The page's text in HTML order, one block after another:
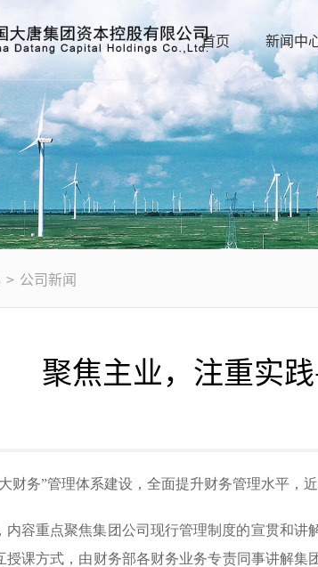
首页 新闻中
> 公司新闻
聚焦主业，注重实
财务”管理体系建设，全面提升财务管理水平，
内容重点聚焦集团公司现行管理制度的宣贯和
授课方式，由财务部各财务业务专责同事讲解